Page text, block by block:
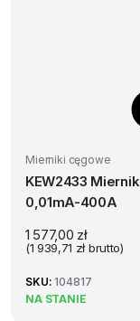
Mierniki cęgowe
KEW2433
0,01mA-400A
1 577,00 zł
(1 939,71 złbrutto)
SKU: 104817
NA STANIE